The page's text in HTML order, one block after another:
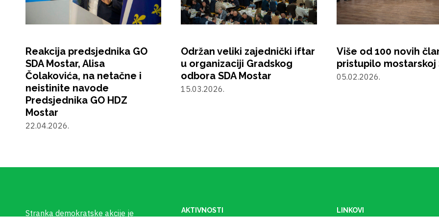
Reakcija predsjednika GO
SDA Mostar, Alisa
Čolakovića, na netačne i
neistinite navode
Predsjednika GO HDZ
Mostar
22.04.2026.
Održan veliki zajednički iftar
u organizaciji Gradskog
odbora SDA Mostar
15.03.2026.
Više od 100 novih
pristupilo mostarskoj
05.02.2026.
Stranka demokratske akcije je AKTIVNOSTI LINKOVI